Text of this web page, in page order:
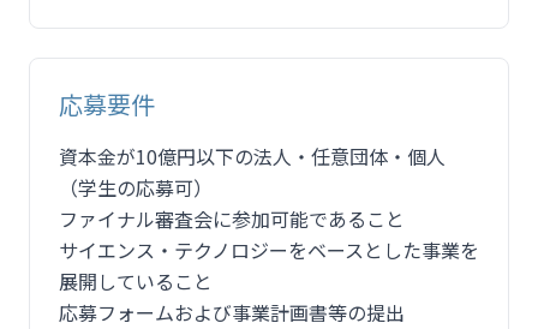
応募要件
資本金が10億円以下の法人・任意団体・個人
（学生の応募可）
ファイナル審査会に参加可能であること
サイエンス・テクノロジーをベースとした事業を
展開していること
応募フォームおよび事業計画書等の提出